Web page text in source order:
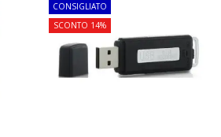
CONSIGLIATO
SCONTO 14%